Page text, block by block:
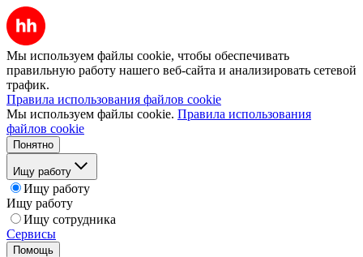
Мы используем файлы cookie, чтобы обеспечивать
правильную работу нашего веб-сайта и анализировать сетевой
трафик.
Правила использования файлов cookie
Мы используем файлы cookie. Правила использования
файлов cookie
Понятно
Ищу работу
Ищу работу
Ищу работу
Ищу сотрудника
Сервисы
Помощь